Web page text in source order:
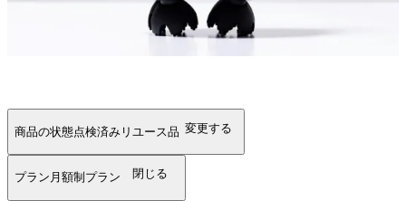
商品の状態点検済みリユース品 変更する
プラン 月額制プラン 閉じる